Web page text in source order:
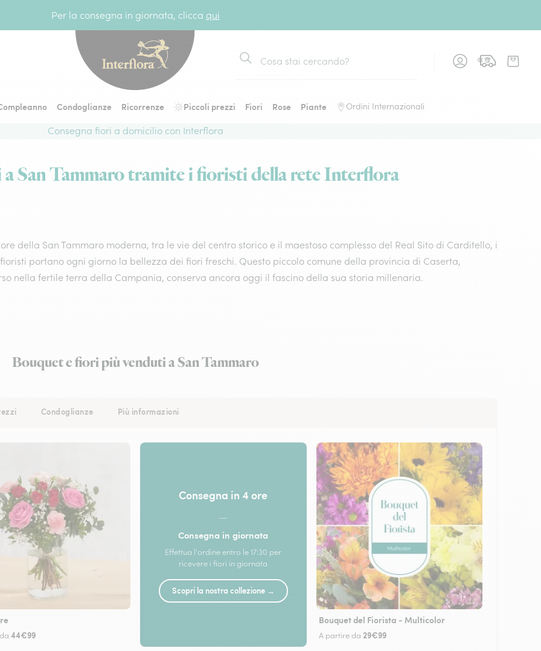
Per la consegna in giornata, clicca qui
Cerca
Condoglianze Ricorrenze Piccoli prezzi Fiori Rose Piante Ordini Internazionali
Consegna fiori a domicilio con Interflora
San Tammaro tramite i fioristi della rete Interflora
della San Tammaro moderna, tra le vie del centro storico e il maestoso complesso del Real Sito di Carditello, i
portano ogni giorno la bellezza dei fiori freschi. Questo piccolo comune della provincia di Caserta,
nella fertile terra della Campania, conserva ancora oggi il fascino della sua storia millenaria.
Bouquet e fiori più venduti a San Tammaro
Condoglianze Più informazioni
44€99
Consegna in 4 ore
—
Consegna in giornata
Effettua l'ordine entro le 17:30 per
ricevere i fiori in giornata
Scopri la nostra collezione →
Bouquet del Fiorista - Multicolor
A partire da 29€99